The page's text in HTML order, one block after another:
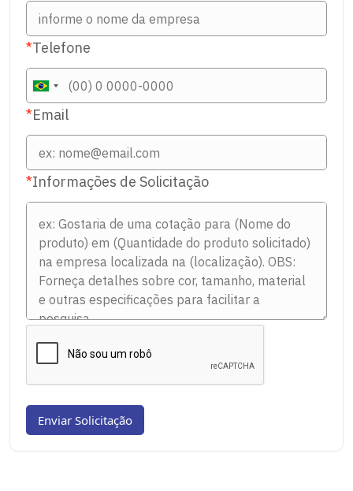
*Telefone
*Email
*Informações de Solicitação